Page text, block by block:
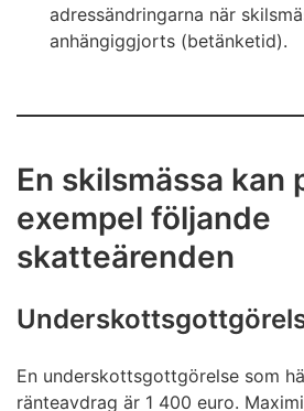
adressändringarna när
anhängiggjorts (betänketid).
En skilsmässa kan
exempel följande
skatteärenden
En underskottsgottgörelse som
ränteavdrag är 1 400 euro.